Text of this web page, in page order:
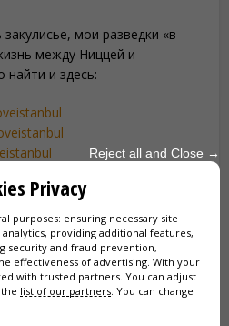
мои разведки «в
между Ниццей и
и здесь:
в личные сообщения на этих
более детальных запросов
туризм, партнёрство)
Reject all and Close →
Privacy
purposes: ensuring necessary site
providing additional features,
security and fraud prevention,
effectiveness of advertising. With your
with trusted partners. You can adjust
list of our partners. You can change